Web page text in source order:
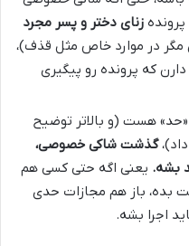
زنای دختر و پسر مجرد
در موارد خاص مثل قذف)،
که پرونده رو پیگیری
«حد» هست (و بالاتر توضیح
گذشت شاکی خصوصی،
بشه. یعنی اگه حتی کسی هم
بده، باز هم مجازات حدی
اجرا بشه.